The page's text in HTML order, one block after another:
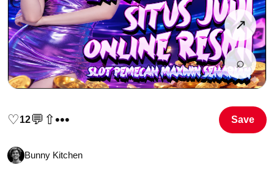
↗
⌕
♡12💬 ⇧••• Save
Bunny Kitchen